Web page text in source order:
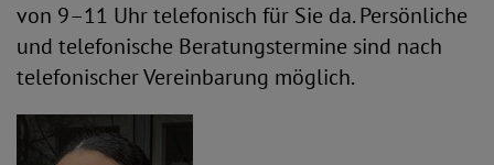
von 9–11 Uhr telefonisch für Sie da. Persönliche
und telefonische Beratungstermine sind nach
telefonischer Vereinbarung möglich.